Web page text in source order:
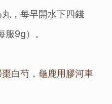
，每早開水下四錢
9g）。
白芍，龜鹿用膠河車